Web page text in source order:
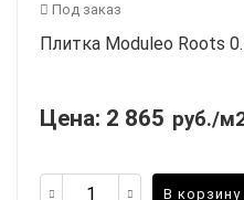
Под заказ
Плитка Moduleo Roots
Цена: 2 865 руб./
В корзину